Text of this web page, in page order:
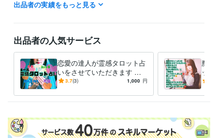
24時間、いつでもお気軽にお好きな時間帯にご連絡下さい。
あなたとお話しできる時を
楽しみに、お待ちしています！！
大型自動二輪
日商簿記2級 取得年 : 1987年
出品者の実績をもっと見る
出品者の人気サービス
恋愛の達人が霊感タロット占
いをさせていただきます 恋
愛 ★彼の気持ち ★不倫 ★離
3.7(3) 1,000 円
魔
ット
【コ
す！